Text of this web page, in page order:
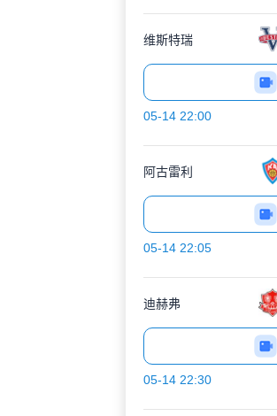
维斯特瑞
05-14 22:00
阿古雷利
05-14 22:05
迪赫弗
05-14 22:30